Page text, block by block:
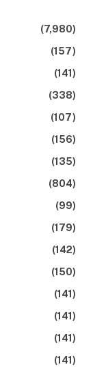
(7,980)
(157)
(141)
(338)
(107)
(156)
(135)
(804)
(99)
(179)
(142)
(150)
(141)
(141)
(141)
(141)